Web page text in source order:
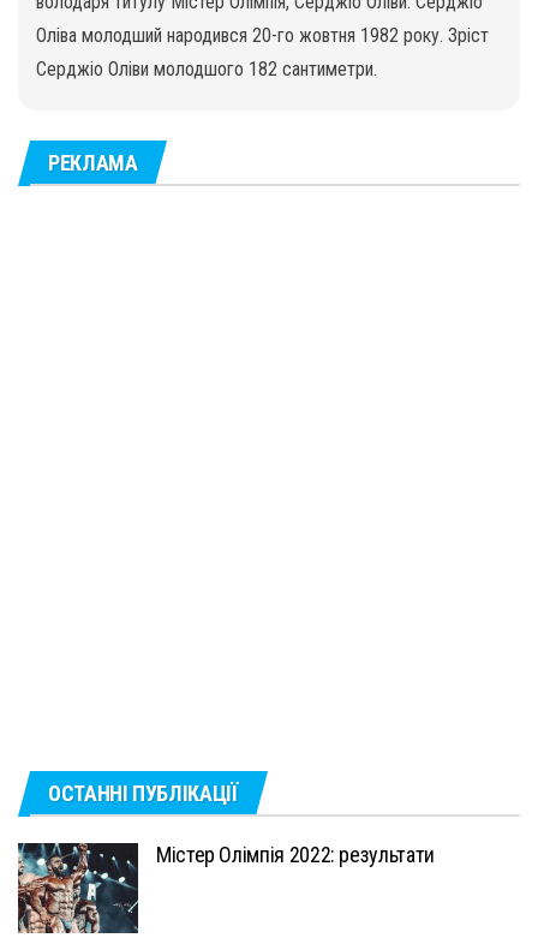
Оліва молодший народився 20-го жовтня 1982 року. Зріст
Серджіо Оліви молодшого 182 сантиметри.
РЕКЛАМА
ОСТАННІ ПУБЛІКАЦІЇ
Містер Олімпія 2022: результати